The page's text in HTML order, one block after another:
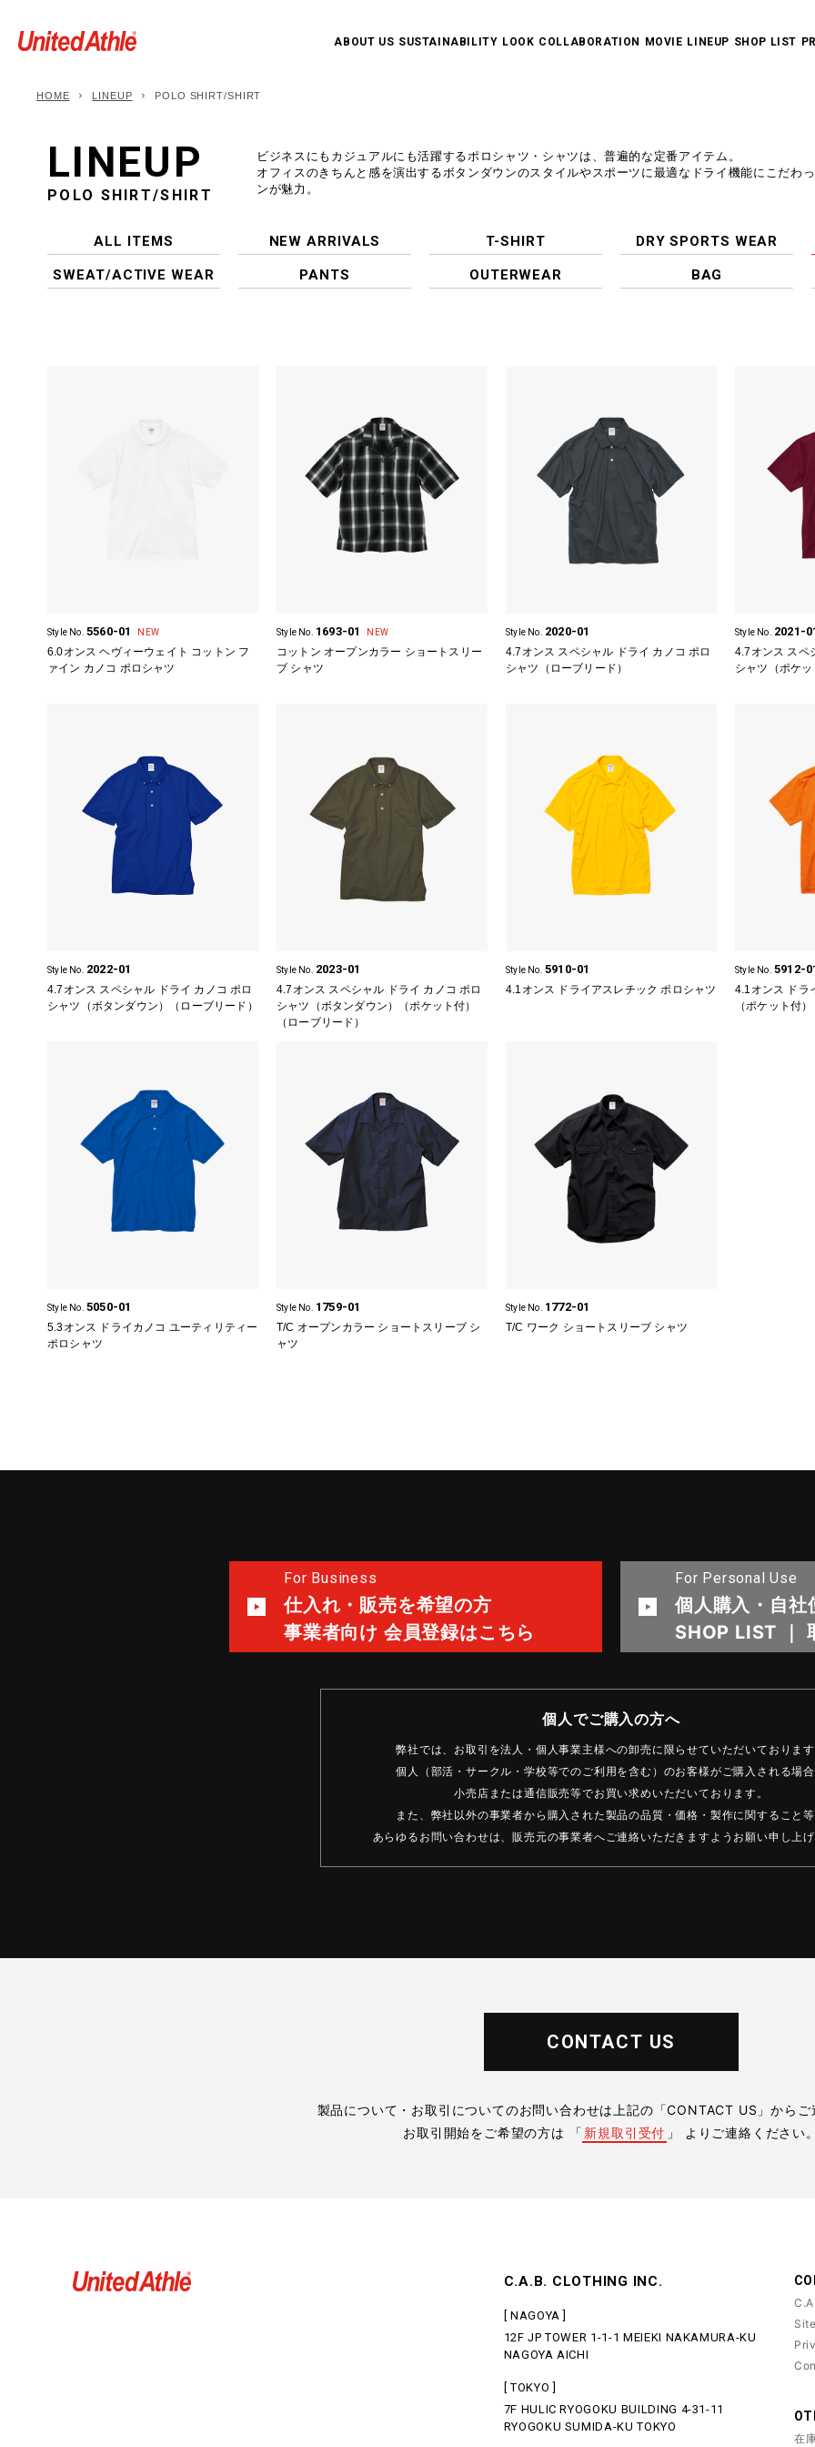
ABOUT US SUSTAINABILITY LOOK COLLABORATION MOVIE LINEUP SHOP LIST
HOME LINEUP POLO SHIRT/SHIRT
LINEUP
POLO SHIRT/SHIRT
ビジネスにもカジュアルにも活躍するポロシャツ・シャツは、普遍的な定番アイテム。
オフィスのきちんと感を演出するボタンダウンのスタイルやスポーツに最適なドライ機能にこだわ
ンが魅力。
ALL ITEMS NEW ARRIVALS T-SHIRT DRY SPORTS WEAR
SWEAT/ACTIVE WEAR PANTS OUTERWEAR BAG
Style No. 5560-01 NEW
6.0オンス ヘヴィーウェイト コットン フ
ァイン カノコ ポロシャツ
Style No. 1693-01 NEW
コットン オープンカラー ショートスリー
ブ シャツ
Style No. 2020-01
4.7オンス スペシャル ドライ カノコ ポロ
シャツ
（ローブリード）
Style No. 2021-
4.7オンス スペ
シャツ（ポケ
Style No. 2022-01
4.7オンス スペシャル ドライ カノコ ポロ
シャツ
（ボタンダウン）（ローブリード）
Style No. 2023-01
4.7オンス スペシャル ドライ カノコ ポロ
シャツ
（ボタンダウン）（ポケット付）
（ローブリード）
Style No. 5910-01
4.1オンス ドライアスレチック ポロシャツ
Style No. 5912-
4.1オンス ドラ
（ポケット付）
Style No. 5050-01
5.3オンス ドライカノコ ユーティリティー
ポロシャツ
Style No. 1759-01
T/C オープンカラー ショートスリーブ シ
ャツ
Style No. 1772-01
T/C ワーク ショートスリーブ シャツ
For Business
仕入れ・販売を希望の方
事業者向け 会員登録はこちら
For Personal Use
個人購入・自社
SHOP LIST ｜
個人でご購入の方へ
弊社では、お取引を法人・個人事業主様への卸売に限らせていただいておりま
個人（部活・サークル・学校等でのご利用を含む）のお客様がご購入される場
小売店または通信販売等でお買い求めいただいております。
また、弊社以外の事業者から購入された製品の品質・価格・製作に関すること
あらゆるお問い合わせは、販売元の事業者へご連絡いただきますようお願い申し上
CONTACT US
製品について・お取引についてのお問い合わせは上記の「CONTACT US」から
お取引開始をご希望の方は 「 新規取引受付 」 よりご連絡ください
C.A.B. CLOTHING INC.
[ NAGOYA ]
12F JP TOWER 1-1-1 MEIEKI NAKAMURA-KU
NAGOYA AICHI
[ TOKYO ]
7F HULIC RYOGOKU BUILDING 4-31-11
RYOGOKU SUMIDA-KU TOKYO
在